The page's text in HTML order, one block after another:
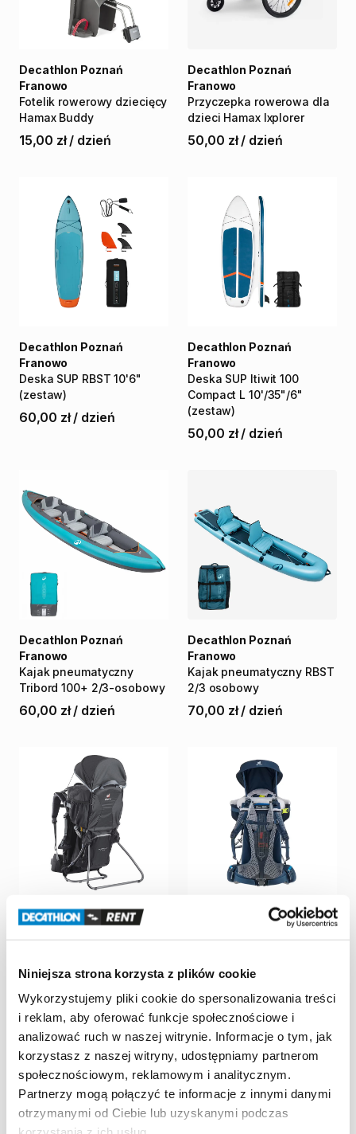
Niniejsza strona korzysta z plików cookie
Wykorzystujemy pliki cookie do spersonalizowania treści
i reklam, aby oferować funkcje społecznościowe i
analizować ruch w naszej witrynie. Informacje o tym, jak
korzystasz z naszej witryny, udostępniamy partnerom
społecznościowym, reklamowym i analitycznym.
Partnerzy mogą połączyć te informacje z innymi danymi
otrzymanymi od Ciebie lub uzyskanymi podczas
Fotelik rowerowy dziecięcy
Hamax Buddy
Decathlon Poznań
Franowo
15,00 zł / dzień
Przyczepka rowerowa dla
dzieci Hamax Ixplorer
Decathlon Poznań
Franowo
50,00 zł / dzień
Deska SUP RBST 10'6"
(zestaw)
Decathlon Poznań
Franowo
60,00 zł / dzień
Deska SUP Itiwit 100
Compact L 10'​/​35"​/​6"
(zestaw)
Decathlon Poznań
Franowo
50,00 zł / dzień
Kajak pneumatyczny
Tribord 100+ 2​/​3-osobowy
Decathlon Poznań
Franowo
60,00 zł / dzień
Kajak pneumatyczny RBST
2​/​3 osobowy
Decathlon Poznań
Franowo
70,00 zł / dzień
szare
Decathlon Poznań
40,00 zł /dzień
Decathlon Poznań